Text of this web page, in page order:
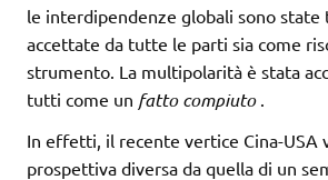
le interdipendenze globali sono state
accettate da tutte le parti sia come
strumento. La multipolarità è stata
tutti come un fatto compiuto.
In effetti, il recente vertice Cina-USA
prospettiva diversa da quella di un